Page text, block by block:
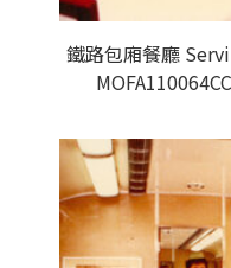
鐵路包廂餐廳